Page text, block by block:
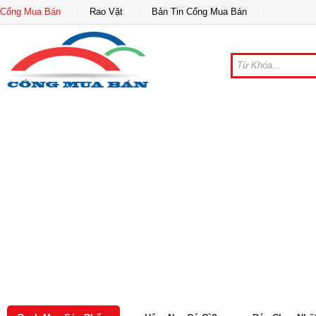
Cổng Mua Bán Rao Vặt Bản Tin Cổng Mua Bán